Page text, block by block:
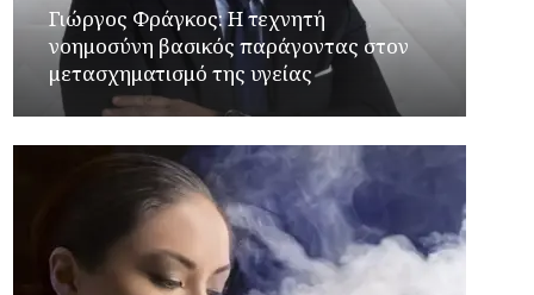
Γιώργος Φράγκος: Η τεχνητή
νοημοσύνη βασικός παράγοντας στον
μετασχηματισμό της υγείας